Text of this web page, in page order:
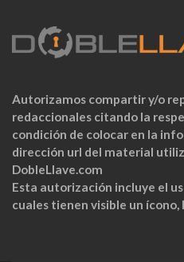
Autorizamos compartir y/o
redaccionales citando la
condición de colocar en la
dirección url del material
DobleLlave.com
Esta autorización incluye el
cuales tienen visible un ícono,